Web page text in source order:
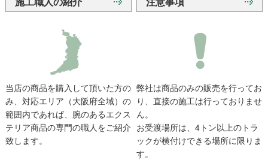
当店の商品を購入して頂いた方の
み、対応エリア（大阪府全域）の
範囲内であれば、腕のあるエクス
テリア商品の専門の職人をご紹介
致します。
弊社は商品のみの販売を行ってお
り、直接の施工は行っておりませ
ん。
お受渡場所は、4トン以上のトラ
ックが横付けできる場所に限りま
す。